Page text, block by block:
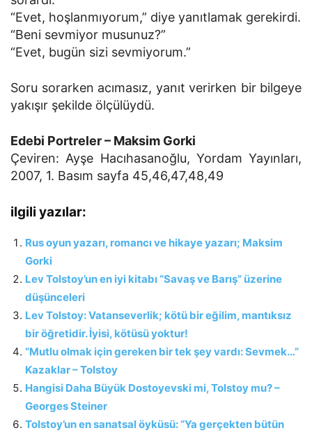
“Evet, hoşlanmıyorum,” diye yanıtlamak gerekirdi.
“Beni sevmiyor musunuz?”
“Evet, bugün sizi sevmiyorum.”
Soru sorarken acımasız, yanıt verirken bir bilgeye
yakışır şekilde ölçülüydü.
Edebi Portreler – Maksim Gorki
Çeviren: Ayşe Hacıhasanoğlu, Yordam Yayınları,
2007, 1. Basım sayfa 45,46,47,48,49
ilgili yazılar:
Rus oyun yazarı, romancı ve hikaye yazarı; Maksim
Gorki
Lev Tolstoy’un en iyi kitabı “Savaş ve Barış” üzerine
düşünceleri
Lev Tolstoy: Vatanseverlik; kötü bir eğilim, mantıksız
bir öğretidir. İyisi, kötüsü yoktur!
“Mutlu olmak için gereken bir tek şey vardı: Sevmek…”
Kazaklar – Tolstoy
Hangisi Daha Büyük Dostoyevski mi, Tolstoy mu? –
Georges Steiner
Tolstoy’un en sanatsal öyküsü: “Ya gerçekten bütün